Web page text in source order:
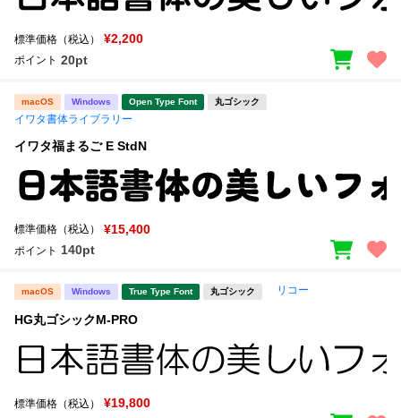
標準価格（税込） ¥2,200
ポイント 20pt
macOS Windows Open Type Font 丸ゴシック
イワタ書体ライブラリー
イワタ福まるご E StdN
標準価格（税込） ¥15,400
ポイント 140pt
macOS Windows True Type Font 丸ゴシック リコー
HG丸ゴシックM-PRO
標準価格（税込）
¥19,800